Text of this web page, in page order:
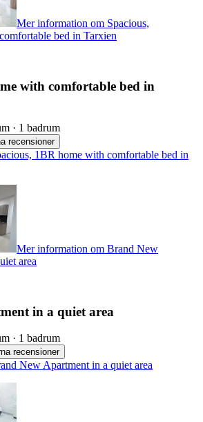
Mer information om Spacious,
bed in Tarxien
with comfortable bed in
· 1 badrum
recensioner
1BR home with comfortable bed in
Mer information om Brand New
area
in a quiet area
· 1 badrum
recensioner
New Apartment in a quiet area